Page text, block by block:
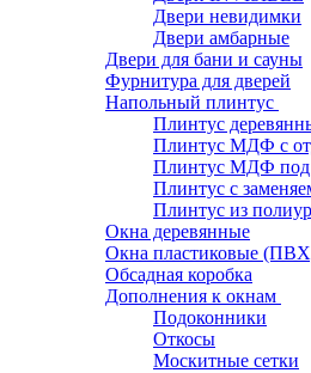
Двери невидимки
Двери амбарные
Двери для бани и сауны
Фурнитура для дверей
Напольный плинтус
Плинтус
Плинтус МДФ с
Плинтус МДФ под
Плинтус с
Плинтус из
Окна деревянные
Окна пластиковые
Обсадная коробка
Дополнения к окнам
Подоконники
Откосы
Москитные сетки